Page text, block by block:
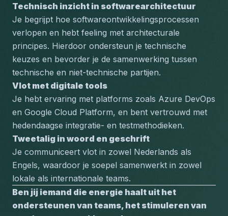
Technisch inzicht in softwarearchitectuur
Je begrijpt hoe softwareontwikkelingsprocessen
verlopen en hebt feeling met architecturale
principes. Hierdoor ondersteun je technische
keuzes en bevorder je de samenwerking tussen
technische en niet-technische partijen.
Vlot met digitale tools
Je hebt ervaring met platforms zoals Azure DevOps
en Google Cloud Platform, en bent vertrouwd met
hedendaagse integratie- en testmethodieken.
Tweetalig in woord en geschrift
Je communiceert vlot in zowel Nederlands als
Engels, waardoor je soepel samenwerkt in zowel
lokale als internationale teams.
Ben jij iemand die energie haalt uit het
ondersteunen van teams, het stimuleren van